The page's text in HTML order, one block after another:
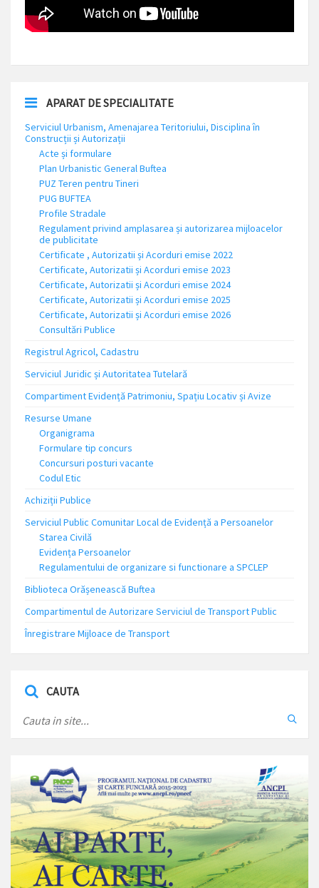
APARAT DE SPECIALITATE
Serviciul Urbanism, Amenajarea Teritoriului, Disciplina în
Construcții și Autorizații
Acte și formulare
Plan Urbanistic General Buftea
PUZ Teren pentru Tineri
PUG BUFTEA
Profile Stradale
Regulament privind amplasarea și autorizarea mijloacelor
de publicitate
Certificate , Autorizatii și Acorduri emise 2022
Certificate, Autorizatii și Acorduri emise 2023
Certificate, Autorizatii și Acorduri emise 2024
Certificate, Autorizatii și Acorduri emise 2025
Certificate, Autorizatii și Acorduri emise 2026
Consultări Publice
Registrul Agricol, Cadastru
Serviciul Juridic și Autoritatea Tutelară
Compartiment Evidență Patrimoniu, Spațiu Locativ și Avize
Resurse Umane
Organigrama
Formulare tip concurs
Concursuri posturi vacante
Codul Etic
Achiziții Publice
Serviciul Public Comunitar Local de Evidență a Persoanelor
Starea Civilă
Evidența Persoanelor
Regulamentului de organizare si functionare a SPCLEP
Biblioteca Orășenească Buftea
Compartimentul de Autorizare Serviciul de Transport Public
Înregistrare Mijloace de Transport
CAUTA